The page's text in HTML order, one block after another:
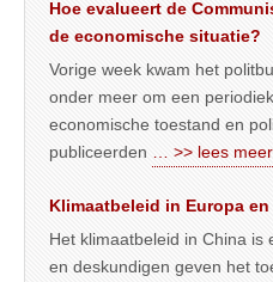
Hoe evalueert de
de economische situatie?
Vorige week kwam het
onder meer om een
economische toestand en
publiceerden
… >> lees meer
Klimaatbeleid in Europa
Het klimaatbeleid in China is
en deskundigen geven het